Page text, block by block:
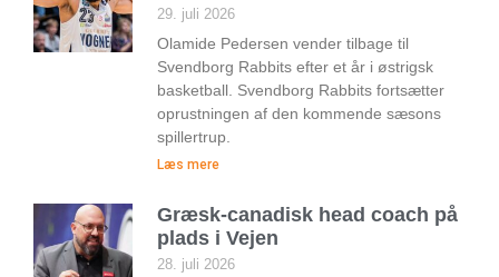
29. juli 2026
Olamide Pedersen vender tilbage til
Svendborg Rabbits efter et år i østrigsk
basketball. Svendborg Rabbits fortsætter
oprustningen af den kommende sæsons
spillertrup.
Læs mere
Græsk-canadisk head coach på
plads i Vejen
28. juli 2026